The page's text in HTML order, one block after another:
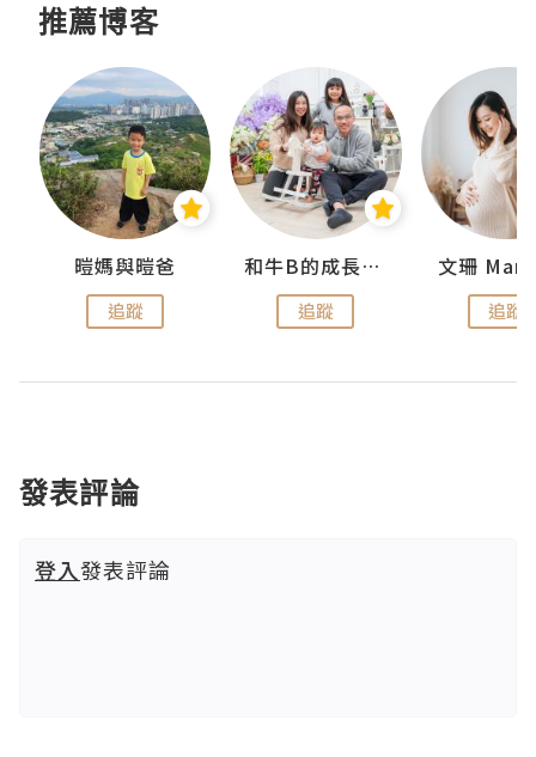
推薦博客
暟媽與暟爸
追蹤
和牛B的成長日記
追蹤
文珊
追蹤
發表評論
登入發表評論